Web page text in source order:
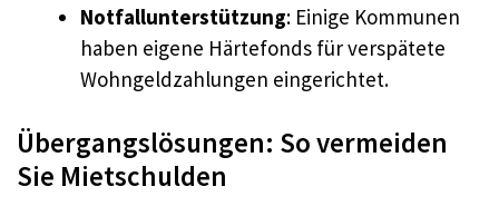
Notfallunterstützung: Einige Kommunen
haben eigene Härtefonds für verspätete
Wohngeldzahlungen eingerichtet.
Übergangslösungen: So vermeiden
Sie Mietschulden